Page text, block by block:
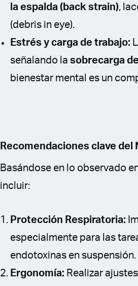
la espalda (back strain),
(debris in eye).
Estrés y carga de trabajo:
señalando lasobrecarga
bienestar mental es un
Recomendaciones clave del
Basándose en lo observado
incluir:
Protección Respiratoria:
especialmente para las
endotoxinas en suspensión.
Ergonomía: Realizar